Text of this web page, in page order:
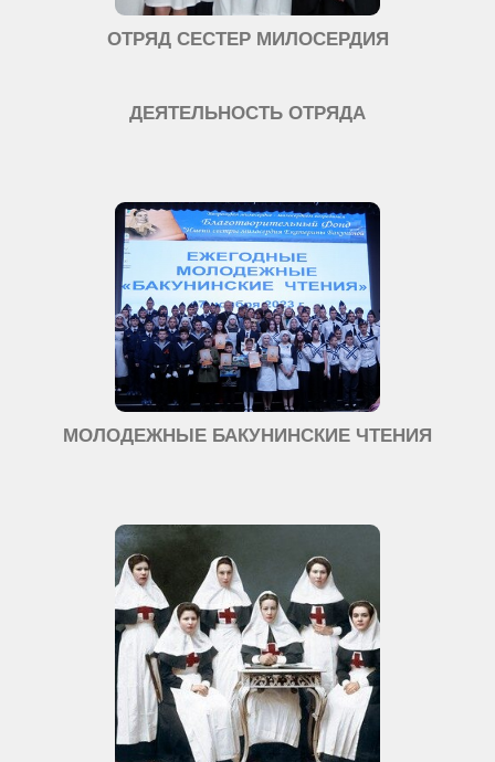
ОТРЯД СЕСТЕР МИЛОСЕРДИЯ
ДЕЯТЕЛЬНОСТЬ ОТРЯДА
МОЛОДЕЖНЫЕ БАКУНИНСКИЕ ЧТЕНИЯ